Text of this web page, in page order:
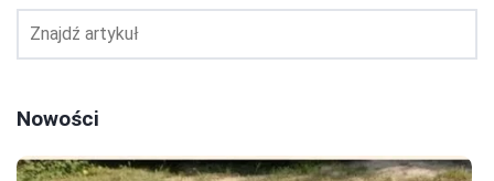
Nowości